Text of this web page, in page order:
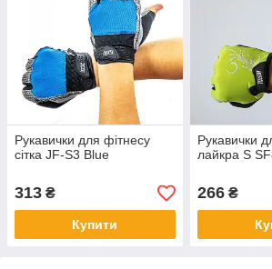
Рукавички для фітнесу
сітка JF-S3 Blue
313 ₴
Купити
Рукавички
лайкра S
266₴